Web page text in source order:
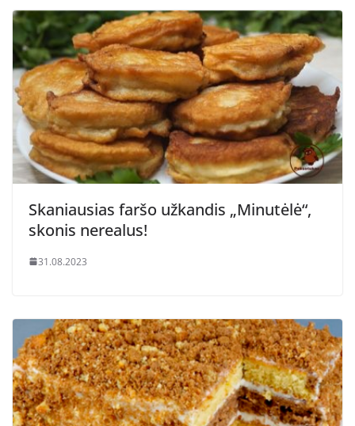
Skaniausias faršo užkandis „Minutėlė“,
skonis nerealus!
31.08.2023